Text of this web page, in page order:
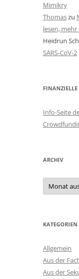
Mimikry
Thomaszu
lesen,
Heidrun
SARS-CoV-2
FINANZIELLE
Info-Seite
ARCHIV
Archiv
KATEGORIEN
Allgemein
Aus der
Aus der